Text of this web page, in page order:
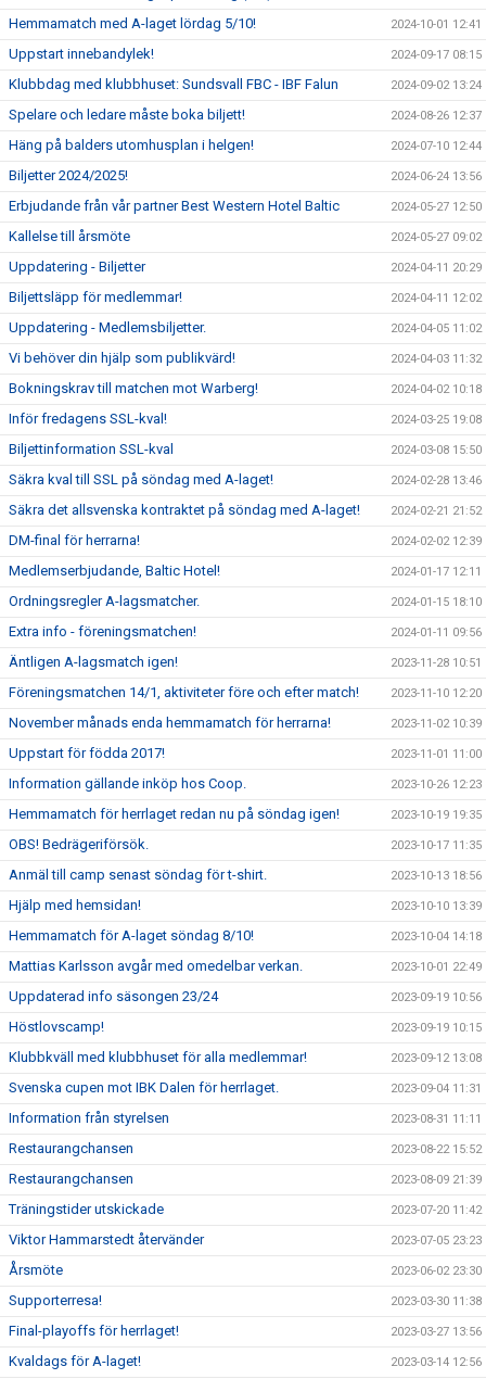
Hemmamatch med A-laget lördag 5/10! 2024-10-01 12:41
Uppstart innebandylek! 2024-09-17 08:15
Klubbdag med klubbhuset: Sundsvall FBC - IBF Falun 2024-09-02 13:24
Spelare och ledare måste boka biljett! 2024-08-26 12:37
Häng på balders utomhusplan i helgen! 2024-07-10 12:44
Biljetter 2024/2025! 2024-06-24 13:56
Erbjudande från vår partner Best Western Hotel Baltic 2024-05-27 12:50
Kallelse till årsmöte 2024-05-27 09:02
Uppdatering - Biljetter 2024-04-11 20:29
Biljettsläpp för medlemmar! 2024-04-11 12:02
Uppdatering - Medlemsbiljetter. 2024-04-05 11:02
Vi behöver din hjälp som publikvärd! 2024-04-03 11:32
Bokningskrav till matchen mot Warberg! 2024-04-02 10:18
Inför fredagens SSL-kval! 2024-03-25 19:08
Biljettinformation SSL-kval 2024-03-08 15:50
Säkra kval till SSL på söndag med A-laget! 2024-02-28 13:46
Säkra det allsvenska kontraktet på söndag med A-laget! 2024-02-21 21:52
DM-final för herrarna! 2024-02-02 12:39
Medlemserbjudande, Baltic Hotel! 2024-01-17 12:11
Ordningsregler A-lagsmatcher. 2024-01-15 18:10
Extra info - föreningsmatchen! 2024-01-11 09:56
Äntligen A-lagsmatch igen! 2023-11-28 10:51
Föreningsmatchen 14/1, aktiviteter före och efter match! 2023-11-10 12:20
November månads enda hemmamatch för herrarna! 2023-11-02 10:39
Uppstart för födda 2017! 2023-11-01 11:00
Information gällande inköp hos Coop. 2023-10-26 12:23
Hemmamatch för herrlaget redan nu på söndag igen! 2023-10-19 19:35
OBS! Bedrägeriförsök. 2023-10-17 11:35
Anmäl till camp senast söndag för t-shirt. 2023-10-13 18:56
Hjälp med hemsidan! 2023-10-10 13:39
Hemmamatch för A-laget söndag 8/10! 2023-10-04 14:18
Mattias Karlsson avgår med omedelbar verkan. 2023-10-01 22:49
Uppdaterad info säsongen 23/24 2023-09-19 10:56
Höstlovscamp! 2023-09-19 10:15
Klubbkväll med klubbhuset för alla medlemmar! 2023-09-12 13:08
Svenska cupen mot IBK Dalen för herrlaget. 2023-09-04 11:31
Information från styrelsen 2023-08-31 11:11
Restaurangchansen 2023-08-22 15:52
Restaurangchansen 2023-08-09 21:39
Träningstider utskickade 2023-07-20 11:42
Viktor Hammarstedt återvänder 2023-07-05 23:23
Årsmöte 2023-06-02 23:30
Supporterresa! 2023-03-30 11:38
Final-playoffs för herrlaget! 2023-03-27 13:56
Kvaldags för A-laget! 2023-03-14 12:56